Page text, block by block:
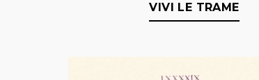
VIVI LE TRAME